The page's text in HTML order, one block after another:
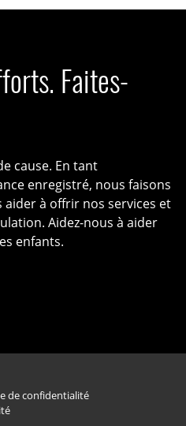
Faites-
cause. En tant
enregistré, nous faisons
à offrir nos services et
Aidez-nous à aider
enfants.
de page
de confidentialité